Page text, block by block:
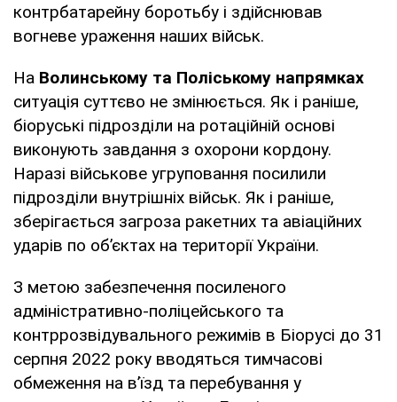
контрбатарейну боротьбу і здійснював
вогневе ураження наших військ.
На Волинському та Поліському напрямках
ситуація суттєво не змінюється. Як і раніше,
біоруські підрозділи на ротаційній основі
виконують завдання з охорони кордону.
Наразі військове угруповання посилили
підрозділи внутрішніх військ. Як і раніше,
зберігається загроза ракетних та авіаційних
ударів по об’єктах на території України.
З метою забезпечення посиленого
адміністративно-поліцейського та
контррозвідувального режимів в Біорусі до 31
серпня 2022 року вводяться тимчасові
обмеження на в’їзд та перебування у